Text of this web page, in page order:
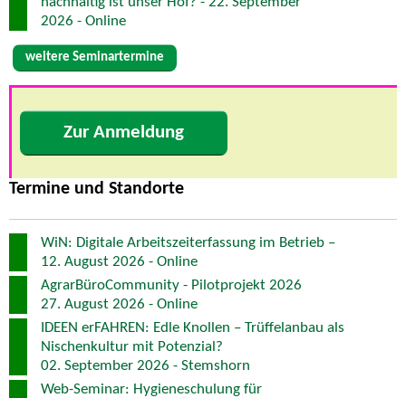
2026 - Online
weitere Seminartermine
Zur Anmeldung
Termine und Standorte
WiN: Digitale Arbeitszeiterfassung im Betrieb –
12. August 2026 - Online
AgrarBüroCommunity - Pilotprojekt 2026
27. August 2026 - Online
IDEEN erFAHREN: Edle Knollen – Trüffelanbau als
Nischenkultur mit Potenzial?
02. September 2026 - Stemshorn
Web-Seminar: Hygieneschulung für